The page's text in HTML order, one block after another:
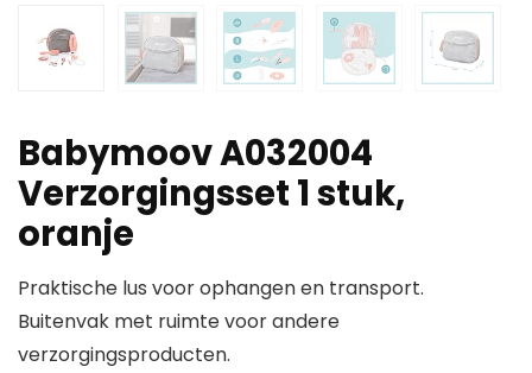
Babymoov A032004
Verzorgingsset 1 stuk,
oranje
Praktische lus voor ophangen en transport.
Buitenvak met ruimte voor andere
verzorgingsproducten.